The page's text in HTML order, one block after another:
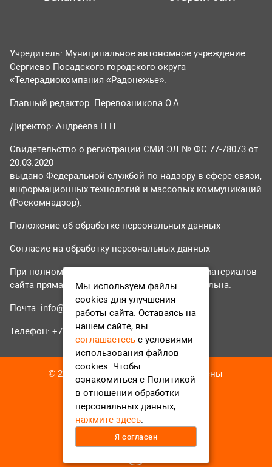
Учредитель: Муниципальное автономное учреждение
Сергиево-Посадского городского округа
«Телерадиокомпания «Радонежье».
Главный редактор: Перевозникова О.А.
Директор: Андреева Н.Н.
Свидетельство о регистрации СМИ ЭЛ № ФС 77-78073 от
20.03.2020
выдано Федеральной службой по надзору в сфере связи,
информационных технологий и массовых коммуникаций
(Роскомнадзор).
Положение об обработке персональных данных
Согласие на обработку персональных данных
При полном или частичном использовании материалов
сайта прямая гиперссылка на tvr24.tv обязательна.
Почта: info@tvr24.tv
Телефон: +7 (496) 551-04-95
© 2016-2023 ТВР24 Все права защищены
Мы используем файлы
cookies для улучшения
работы сайта. Оставаясь на
нашем сайте, вы
соглашаетесь с условиями
использования файлов
cookies. Чтобы
ознакомиться с Политикой
в отношении обработки
персональных данных,
нажмите здесь.
Я согласен